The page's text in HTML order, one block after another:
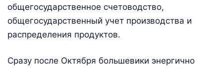
общегосударственное счетоводство,
общегосударственный учет производства и
распределения продуктов.
Сразу после Октября большевики энергично